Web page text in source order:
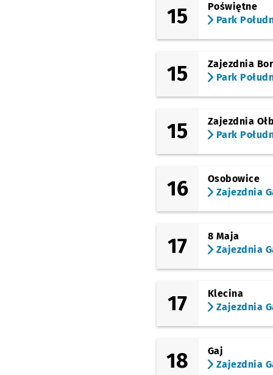
15
Poświętne
Park
15
Zajezdnia
Park
15
Zajezdnia
Park
16
Osobowice
Zajezdnia
17
8 Maja
Zajezdnia
17
Klecina
Zajezdnia
18
Gaj
Zajezdnia